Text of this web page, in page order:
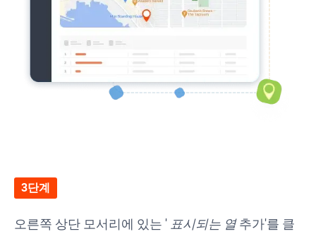
3단계
오른쪽 상단 모서리에 있는 ' 표시되는 열추가'를 클